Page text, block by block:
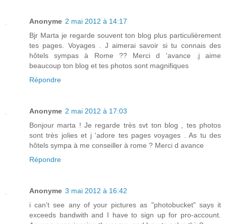
Anonyme 2 mai 2012 à 14:17
Bjr Marta je regarde souvent ton blog plus particulièrement
tes pages. Voyages . J aimerai savoir si tu connais des
hôtels sympas à Rome ?? Merci d 'avance .j aime
beaucoup ton blog et tes photos sont magnifiques
Répondre
Anonyme 2 mai 2012 à 17:03
Bonjour marta ! Je regarde très svt ton blog , tes photos
sont très jolies et j 'adore tes pages voyages . As tu des
hôtels sympa à me conseiller à rome ? Merci d avance
Répondre
Anonyme 3 mai 2012 à 16:42
i can't see any of your pictures as "photobucket" says it
exceeds bandwith and I have to sign up for pro-account.